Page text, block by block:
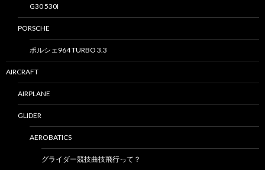
G30 530I
PORSCHE
ポルシェ964 TURBO 3.3
AIRCRAFT
AIRPLANE
GLIDER
AEROBATICS
グライダー競技曲技飛行って？